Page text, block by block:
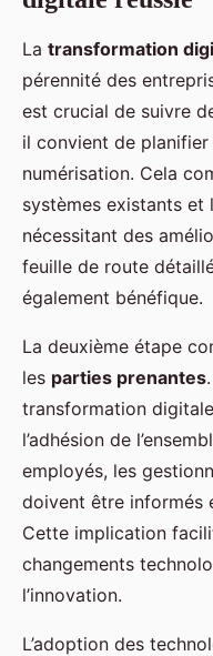
La transformation
pérennité des
est crucial de suivre
il convient de
numérisation. Cela
systèmes existants et
nécessitant des
feuille de route
également bénéfique.
La deuxième étape
les parties prenantes
transformation
l’adhésion de
employés, les
doivent être informés
Cette implication
changements
l’innovation.
L’adoption des